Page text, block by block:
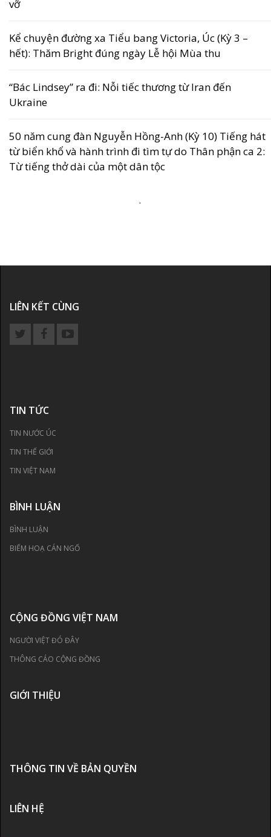
vỡ
Kể chuyện đường xa Tiểu bang Victoria, Úc (Kỳ 3 –
hết): Thăm Bright đúng ngày Lễ hội Mùa thu
“Bác Lindsey” ra đi: Nỗi tiếc thương từ Iran đến
Ukraine
50 năm cung đàn Nguyễn Hồng-Anh (Kỳ 10) Tiếng hát
từ biển khổ và hành trình đi tìm tự do Thân phận ca 2:
Từ tiếng thở dài của một dân tộc
.
LIÊN KẾT CÙNG
TIN TỨC
TIN NƯỚC ÚC
TIN THẾ GIỚI
TIN VIỆT NAM
BÌNH LUẬN
BÌNH LUẬN
BIẾM HOẠ CÁN NGỐ
CỘNG ĐỒNG VIỆT NAM
NGƯỜI VIỆT ĐÓ ĐÂY
THÔNG CÁO CỘNG ĐỒNG
GIỚI THIỆU
THÔNG TIN VỀ BẢN QUYỀN
LIÊN HỆ